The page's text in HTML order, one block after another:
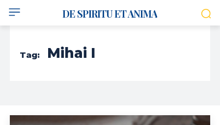
DE SPIRITU ET ANIMA
Tag: Mihai I